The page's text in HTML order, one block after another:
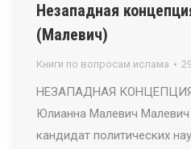
Незападная
(Малевич)
Книги по вопросам ислама
НЕЗАПАДНАЯ
Юлианна Малевич
кандидат политических